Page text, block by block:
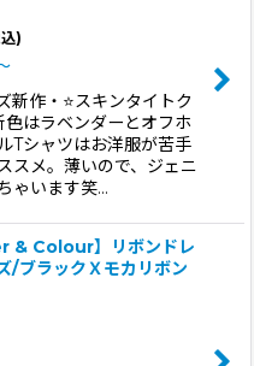
)
新作・⭐️スキンタイトク
はラベンダーとオフホ
Tシャツはお洋服が苦手
スメ。薄いので、ジェニ
ゃいます笑…
& Colour】リボンドレ
ブラックＸモカリボン